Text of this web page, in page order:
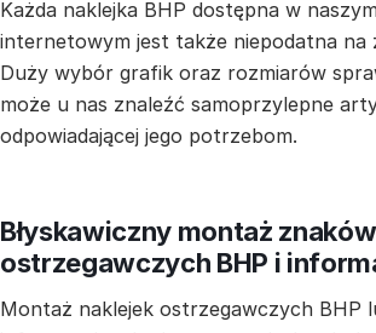
Każda naklejka BHP dostępna w
internetowym jest także niepodatna na
Duży wybór grafik oraz rozmiarów
może u nas znaleźć samoprzylepne
odpowiadającej jego potrzebom.
Błyskawiczny montaż znaków
ostrzegawczych BHP i
Montaż naklejek ostrzegawczych BHP